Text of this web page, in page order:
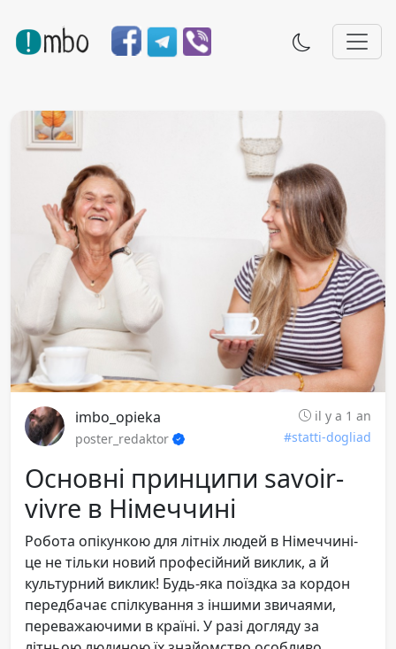
imbo_opieka
il y a 1 an
poster_redaktor
#statti-dogliad
Основні принципи savoir-
vivre в Німеччині
Робота опікункою для літніх людей в Німеччині-
це не тільки новий професійний виклик, а й
культурний виклик! Будь-яка поїздка за кордон
передбачає спілкування з іншими звичаями,
переважаючими в країні. У разі догляду за